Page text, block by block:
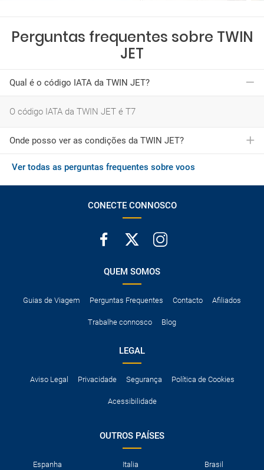
Perguntas frequentes sobre TWIN
JET
Qual é o código IATA da TWIN JET?
O código IATA da TWIN JET é T7
Onde posso ver as condições da TWIN JET?
Você pode consultar as condições gerais da TWIN JET
Ver todas as perguntas frequentes sobre voos
CONECTE CONNOSCO
QUEM SOMOS
Guias de Viagem Perguntas Frequentes Contacto Afiliados
Trabalhe connosco Blog
LEGAL
Aviso Legal Privacidade Segurança Política de Cookies
Acessibilidade
OUTROS PAÍSES
Espanha Italia Brasil